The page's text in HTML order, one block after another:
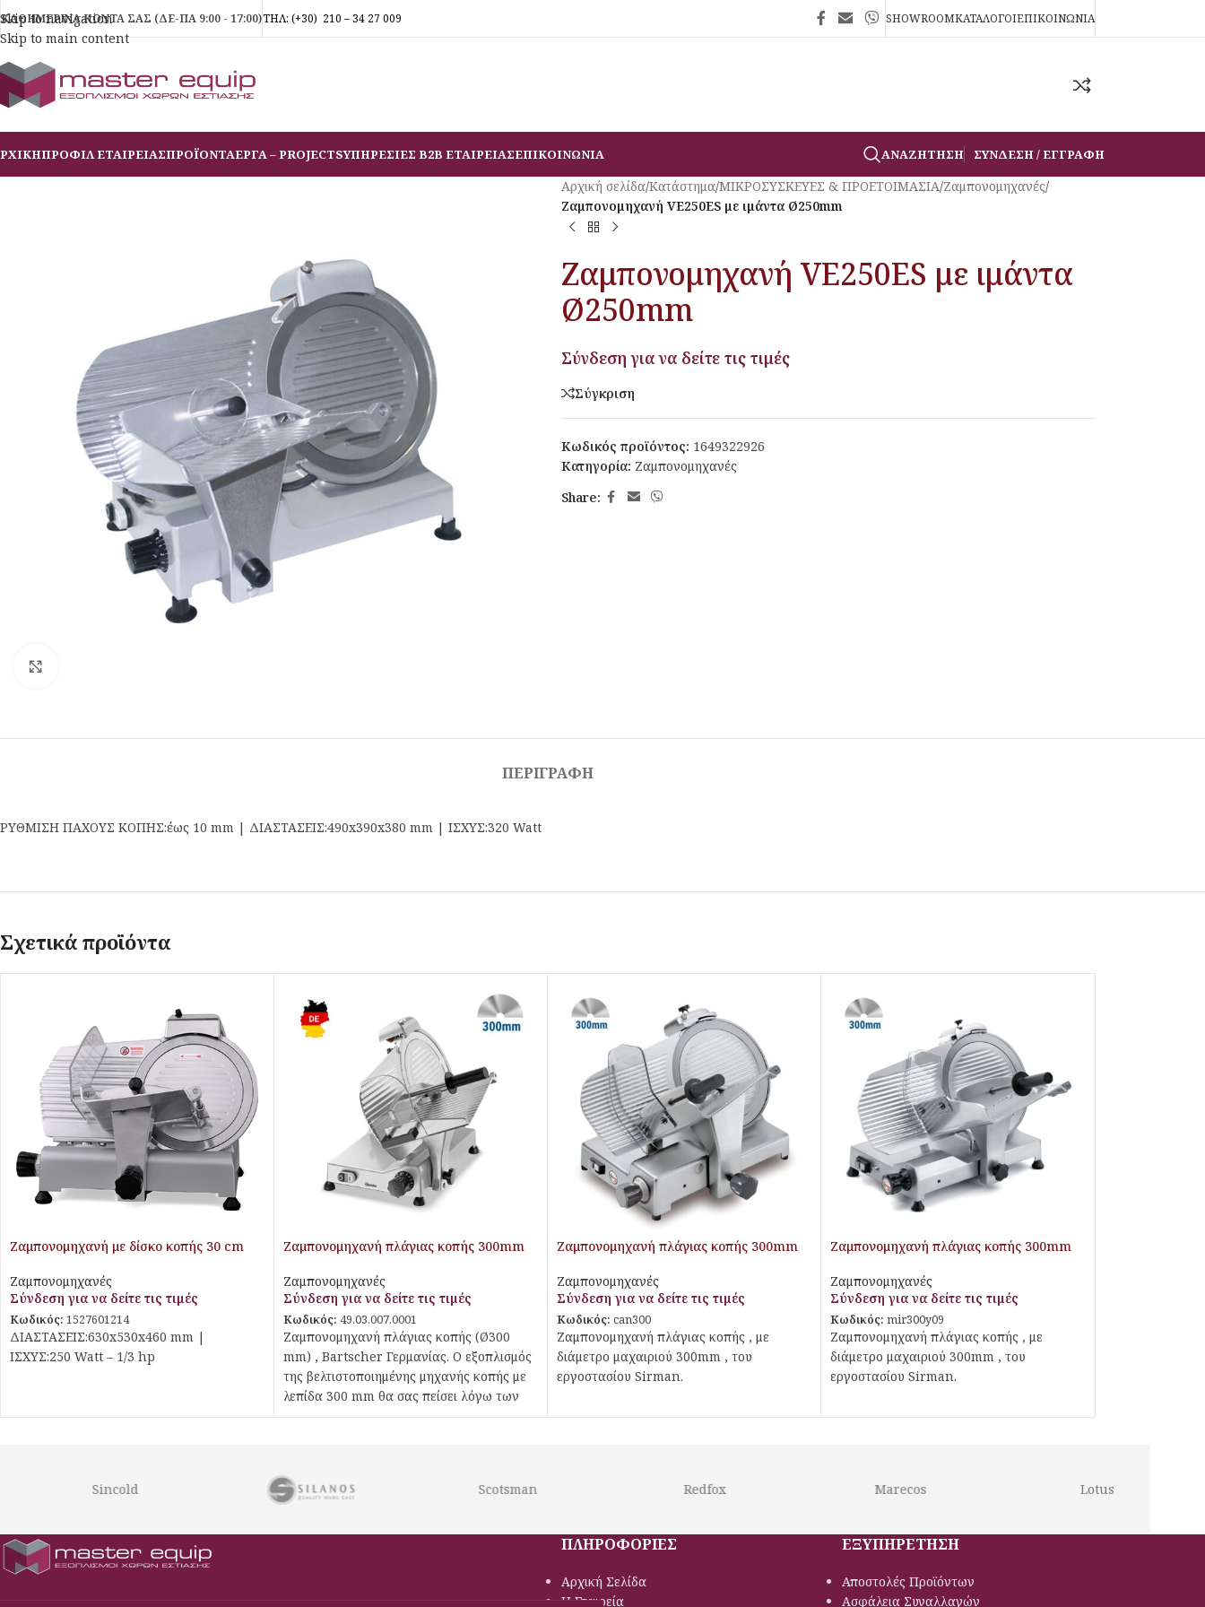
Skip to navigation
Skip to main content
ΚΑΘΗΜΕΡΙΝΑ ΚΟΝΤΑ ΣΑΣ (ΔΕ-ΠΑ 9:00 - 17:00)ΤΗΛ: (+30) 210 – 34 27 009 SHOWROOMΚΑΤΑΛΟΓΟΙΕΠΙΚΟΙΝΩΝΙΑ
ΠΡΟΦΙΛ ΕΤΑΙΡΕΙΑΣΠΡΟΪΟΝΤΑΕΡΓΑ – PROJECTSΥΠΗΡΕΣΙΕΣ B2B ΕΤΑΙΡΕΙΑΣΕΠΙΚΟΙΝΩΝΙΑ ΑΝΑΖΉΤΗΣΗ ΣΎΝΔΕΣΗ / ΕΓΓΡΑΦΉ
Αρχική σελίδα/Κατάστημα/ΜΙΚΡΟΣΥΣΚΕΥΕΣ & ΠΡΟΕΤΟΙΜΑΣΙΑ/Ζαμπονομηχανές/
Ζαμπονομηχανή VE250ES με ιμάντα Ø250mm
Ζαμπονομηχανή VE250ES με ιμάντα
Ø250mm
Σύνδεση για να δείτε τις τιμές
Σύγκριση
Κωδικός προϊόντος: 1649322926
Κατηγορία: Ζαμπονομηχανές
Share:
ΠΕΡΙΓΡΑΦΉ
ΡΥΘΜΙΣΗ ΠΑΧΟΥΣ ΚΟΠΗΣ:έως 10 mm | ΔΙΑΣΤΑΣΕΙΣ:490x390x380 mm | ΙΣΧΥΣ:320 Watt
Σχετικά προϊόντα
Ζαμπονομηχανή με δίσκο κοπής 30 cm
Ζαμπονομηχανές
Σύνδεση για να δείτε τις τιμές
Κωδικός: 1527601214
ΔΙΑΣΤΑΣΕΙΣ:630x530x460 mm |
ΙΣΧΥΣ:250 Watt – 1/3 hp
Ζαμπονομηχανή πλάγιας κοπής 300mm
Ζαμπονομηχανές
Σύνδεση για να δείτε τις τιμές
Κωδικός: 49.03.007.0001
Ζαμπονομηχανή πλάγιας κοπής (Ø300
mm) , Bartscher Γερμανίας. Ο εξοπλισμός
της βελτιστοποιημένης μηχανής κοπής με
λεπίδα 300 mm θα σας πείσει λόγω των
τεχνικών χαρακτηριστικών από πολλές
υπολειμμάτων, ακονιστήρι λεπίδων, οδηγό
κοπής και, για εγγύηση της ασφάλειας,
διακόπτη.
Ζαμπονομηχανή πλάγιας κοπής 300mm
Ζαμπονομηχανές
Σύνδεση για να δείτε τις τιμές
Κωδικός: can300
Ζαμπονομηχανή πλάγιας κοπής , με
διάμετρο μαχαιριού 300mm , του
εργοστασίου Sirman.
Ζαμπονομηχανή πλάγιας κοπής 300mm
Ζαμπονομηχανές
Σύνδεση για να δείτε τις τιμές
Κωδικός: mir300y09
Ζαμπονομηχανή πλάγιας κοπής , με
διάμετρο μαχαιριού 300mm , του
εργοστασίου Sirman.
Scotsman
ΠΛΗΡΟΦΟΡΙΕΣ
Αρχική Σελίδα
Η Εταιρεία
ΕΞΥΠΗΡΕΤΗΣΗ
Αποστολές Προϊόντων
Ασφάλεια Συναλλαγών